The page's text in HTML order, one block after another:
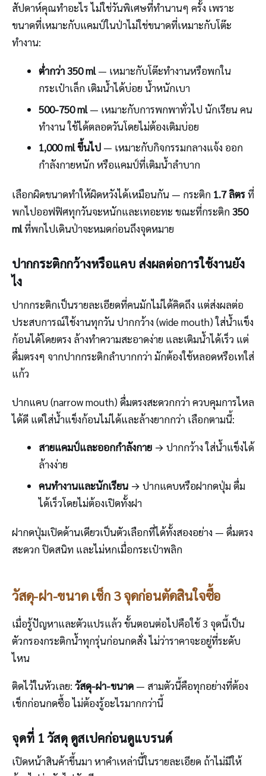
สัปดาห์คุณทำอะไร ไม่ใช่วันพิเศษที่ทำนานๆ ครั้ง เพราะ
ขนาดที่เหมาะกับแคมป์ในป่าไม่ใช่ขนาดที่เหมาะกับโต๊ะ
ทำงาน:
ต่ำกว่า 350 ml— เหมาะกับโต๊ะทำงานหรือพกใน
กระเป๋าเล็ก เติมน้ำได้บ่อย น้ำหนักเบา
500-750 ml— เหมาะกับการพกพาทั่วไป นักเรียน คน
ทำงาน ใช้ได้ตลอดวันโดยไม่ต้องเติมบ่อย
1,000 ml ขึ้นไป— เหมาะกับกิจกรรมกลางแจ้ง ออก
กำลังกายหนัก หรือแคมป์ที่เติมน้ำลำบาก
เลือกผิดขนาดทำให้ผิดหวังได้เหมือนกัน — กระติก 1.7 ลิตรที่
พกไปออฟฟิศทุกวันจะหนักและเทอะทะ ขณะที่กระติก 350
mlที่พกไปเดินป่าจะหมดก่อนถึงจุดหมาย
ปากกระติกกว้างหรือแคบ ส่งผลต่อการใช้งานยัง
ไง
ปากกระติกเป็นรายละเอียดที่คนมักไม่ได้คิดถึง แต่ส่งผลต่อ
ประสบการณ์ใช้งานทุกวัน ปากกว้าง (wide mouth) ใส่น้ำแข็ง
ก้อนได้โดยตรง ล้างทำความสะอาดง่าย และเติมน้ำได้เร็ว แต่
ดื่มตรงๆ จากปากกระติกลำบากกว่า มักต้องใช้หลอดหรือเทใส่
แก้ว
ปากแคบ (narrow mouth) ดื่มตรงสะดวกกว่า ควบคุมการไหล
ได้ดี แต่ใส่น้ำแข็งก้อนไม่ได้และล้างยากกว่า เลือกตามนี้:
สายแคมป์และออกกำลังกาย→ ปากกว้าง ใส่น้ำแข็งได้
ล้างง่าย
คนทำงานและนักเรียน→ ปากแคบหรือฝากดปุ่ม ดื่ม
ได้เร็วโดยไม่ต้องเปิดทั้งฝา
ฝากดปุ่มเปิดด้านเดียวเป็นตัวเลือกที่ได้ทั้งสองอย่าง — ดื่มตรง
สะดวก ปิดสนิท และไม่หกเมื่อกระเป๋าพลิก
วัสดุ-ฝา-ขนาด เช็ก 3 จุดก่อนตัดสินใจซื้อ
เมื่อรู้ปัญหาและตัวแปรแล้ว ขั้นตอนต่อไปคือใช้ 3 จุดนี้เป็น
ตัวกรองกระติกน้ำทุกรุ่นก่อนกดสั่ง ไม่ว่าราคาจะอยู่ที่ระดับ
ไหน
ติดไว้ในหัวเลย: วัสดุ-ฝา-ขนาด — สามตัวนี้คือทุกอย่างที่ต้อง
เช็กก่อนกดซื้อ ไม่ต้องรู้อะไรมากกว่านี้
จุดที่ 1 วัสดุ ดูสเปคก่อนดูแบรนด์
เปิดหน้าสินค้าขึ้นมา หาคำเหล่านี้ในรายละเอียด ถ้าไม่มีให้